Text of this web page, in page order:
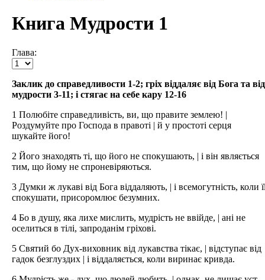
Книга Мудрости 1
Глава:
Заклик до справедливости 1-2; гріх віддаляє від Бога та від
мудрости 3-11; і стягає на себе кару 12-16
1 Полюбіте справедливість, ви, що правите землею! |
Роздумуйте про Господа в правоті | й у простоті серця
шукайте його!
2 Його знаходять ті, що його не спокушають, | і він являється
тим, що йому не спроневіряються.
3 Думки ж лукаві від Бога віддаляють, | і всемогутність, коли
спокушати, присоромлює безумних.
4 Бо в душу, яка лихе мислить, мудрість не ввійде, | ані не
оселиться в тілі, запроданім гріхові.
5 Святий бо Дух-виховник від лукавства тікає, | відступає від
гадок безглуздих | і віддаляється, коли виринає кривда.